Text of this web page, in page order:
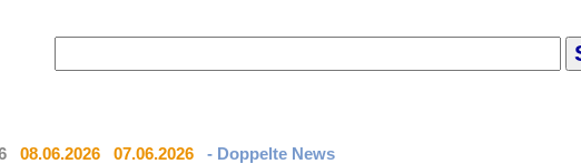
08.06.2026 07.06.2026
- Doppelte News